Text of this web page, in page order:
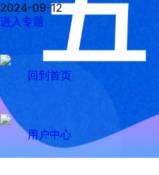
2024-09-12
进入专题
回到首页
用户中心